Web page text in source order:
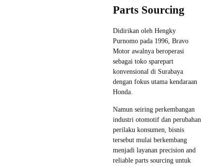
Parts Sourcing
Didirikan oleh Hengky
Purnomo pada 1996, Bravo
Motor awalnya beroperasi
sebagai toko sparepart
konvensional di Surabaya
dengan fokus utama kendaraan
Honda.
Namun seiring perkembangan
industri otomotif dan perubahan
perilaku konsumen, bisnis
tersebut mulai berkembang
menjadi layanan precision and
reliable parts sourcing untuk